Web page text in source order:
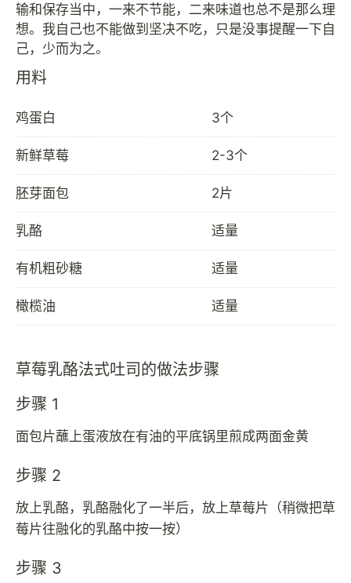
输和保存当中，一来不节能，二来味道也总不是那么理
想。我自己也不能做到坚决不吃，只是没事提醒一下自
用料
鸡蛋白 3个
新鲜草莓 2-3个
胚芽面包 2片
乳酪 适量
有机粗砂糖 适量
橄榄油 适量
草莓乳酪法式吐司的做法步骤
步骤 1
面包片蘸上蛋液放在有油的平底锅里煎成两面金黄
步骤 2
放上乳酪，乳酪融化了一半后，放上草莓片（稍微把草
莓片往融化的乳酪中按一按）
步骤 3